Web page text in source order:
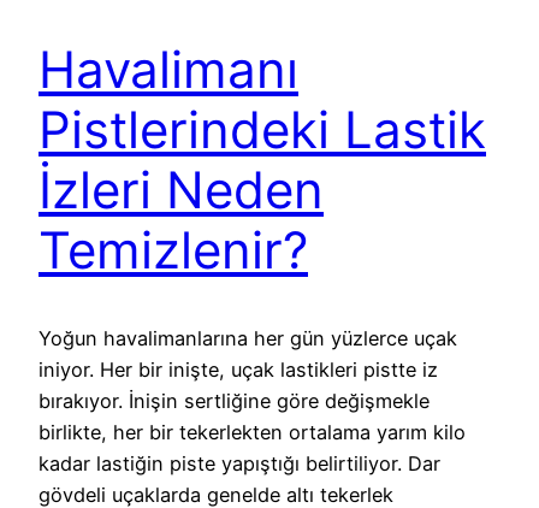
Havalimanı
Pistlerindeki Lastik
İzleri Neden
Temizlenir?
Yoğun havalimanlarına her gün yüzlerce uçak
iniyor. Her bir inişte, uçak lastikleri pistte iz
bırakıyor. İnişin sertliğine göre değişmekle
birlikte, her bir tekerlekten ortalama yarım kilo
kadar lastiğin piste yapıştığı belirtiliyor. Dar
gövdeli uçaklarda genelde altı tekerlek